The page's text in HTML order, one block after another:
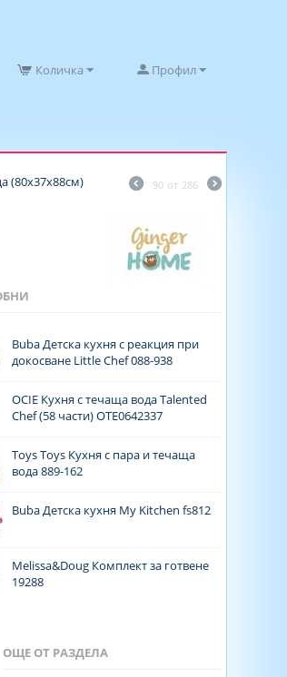
Профил
Количка
(80х37х88см) 90 от 286
Buba Детска кухня с реакция при
докосване Little Chef 088-938
OCIE Кухня с течаща вода Talented
Chef (58 части) OTE0642337
Toys Toys Кухня с пара и течаща
вода 889-162
Buba Детска кухня My Kitchen fs812
Melissa&Doug Комплект за готвене
19288
ОЩЕ ОТ РАЗДЕЛА